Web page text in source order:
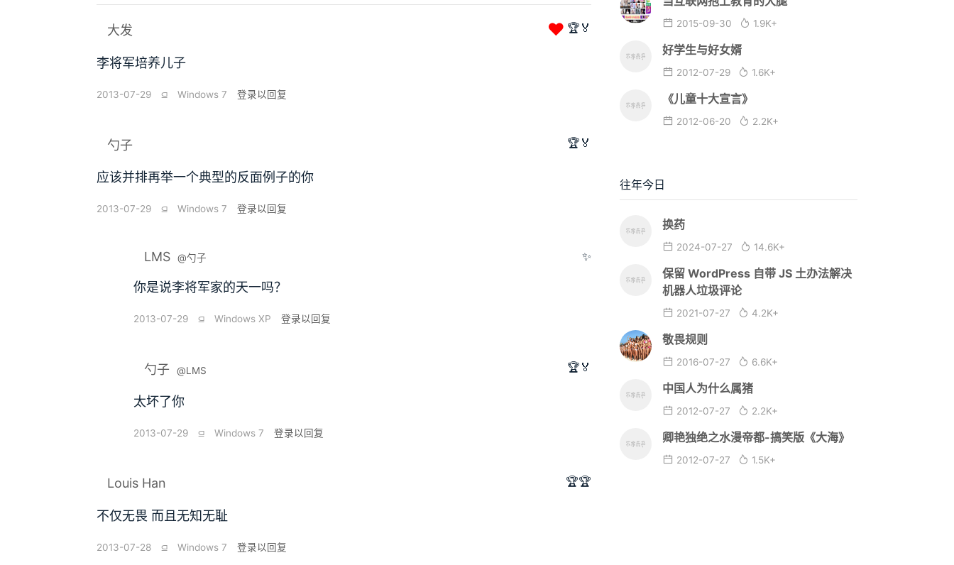
大发 ❤ 🏆🏅
李将军培养儿子
2013-07-29 ⫑ Windows 7 登录以回复
勺子 🏆🏅
应该并排再举一个典型的反面例子的你
2013-07-29 ⫑ Windows 7 登录以回复
LMS @勺子 ✨
你是说李将军家的天一吗？
2013-07-29 ⫑ Windows XP 登录以回复
勺子 @LMS 🏆🏅
太坏了你
2013-07-29 ⫑ Windows 7 登录以回复
Louis Han 🏆🏆
不仅无畏 而且无知无耻
2013-07-28 ⫑ Windows 7 登录以回复
2015-09-30 1.9K+
好学生与好女婿
2012-07-29 1.6K+
《儿童十大宣言》
2012-06-20 2.2K+
往年今日
换药
2024-07-27 14.6K+
保留 WordPress 自带 JS 土办法解决
机器人垃圾评论
2021-07-27 4.2K+
敬畏规则
2016-07-27 6.6K+
中国人为什么属猪
2012-07-27 2.2K+
卿艳独绝之水漫帝都-搞笑版《大海》
2012-07-27 1.5K+